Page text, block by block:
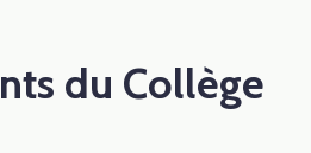
du Collège